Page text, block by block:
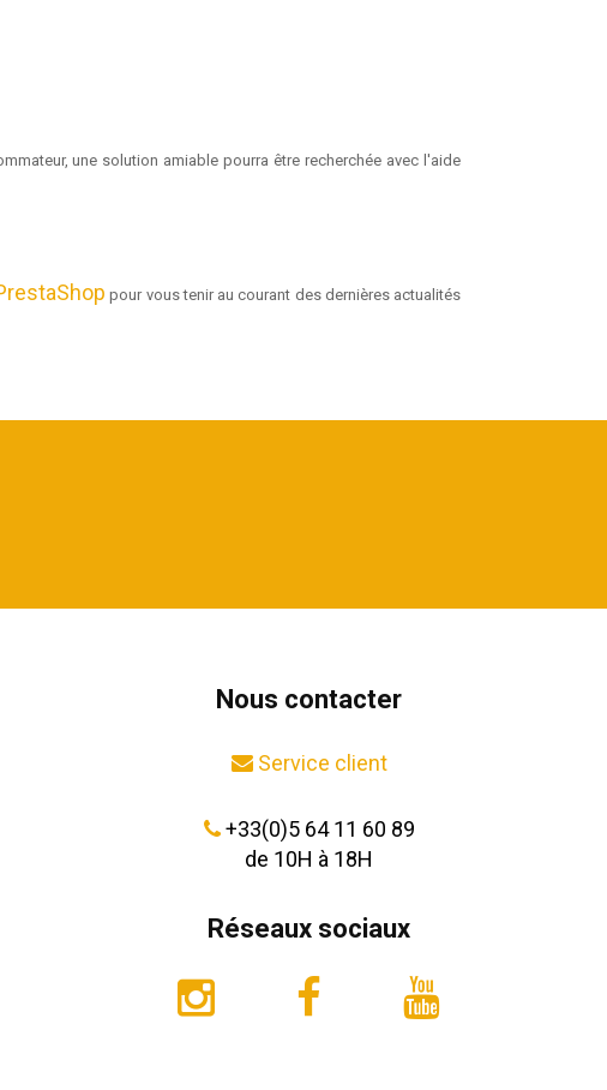
une solution amiable pourra être recherchée avec l'aide
pour vous tenir au courant des dernières actualités
Nous contacter
Service client
+33(0)5 64 11 60 89
de 10H à 18H
Réseaux sociaux